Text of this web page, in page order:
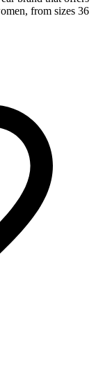
from sizes 36